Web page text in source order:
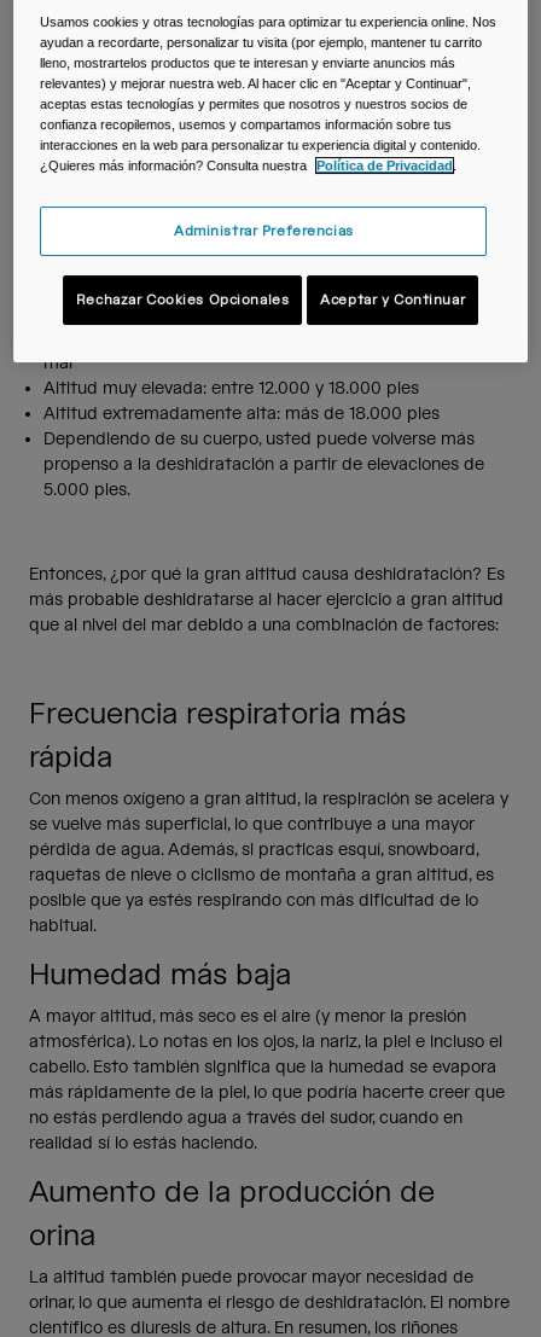
raya y que puedas rendir al máximo todo el día.
¿La gran altitud acelera la
deshidratación?
efectos de la gran altitud. Si te preguntas qué se considera
una altitud "alta", los parámetros varían según la fuente,
pero puedes usar los siguientes:
mar
Altitud muy elevada: entre 12.000 y 18.000 pies
Altitud extremadamente alta: más de 18.000 pies
Dependiendo de su cuerpo, usted puede volverse más
propenso a la deshidratación a partir de elevaciones de
5.000 pies.
Entonces, ¿por qué la gran altitud causa deshidratación? Es
más probable deshidratarse al hacer ejercicio a gran altitud
que al nivel del mar debido a una combinación de factores:
Frecuencia respiratoria más
rápida
Con menos oxígeno a gran altitud, la respiración se acelera y
se vuelve más superficial, lo que contribuye a una mayor
pérdida de agua. Además, si practicas esquí, snowboard,
raquetas de nieve o ciclismo de montaña a gran altitud, es
posible que ya estés respirando con más dificultad de lo
habitual.
Humedad más baja
A mayor altitud, más seco es el aire (y menor la presión
atmosférica). Lo notas en los ojos, la nariz, la piel e incluso el
cabello. Esto también significa que la humedad se evapora
más rápidamente de la piel, lo que podría hacerte creer que
no estás perdiendo agua a través del sudor, cuando en
realidad sí lo estás haciendo.
Aumento de la producción de
orina
La altitud también puede provocar mayor necesidad de
orinar, lo que aumenta el riesgo de deshidratación. El nombre
científico es diuresis de altura. En resumen, los riñones
Usamos cookies y otras tecnologías para optimizar tu experiencia online. Nos
ayudan a recordarte, personalizar tu visita (por ejemplo, mantener tu carrito
lleno, mostrartelos productos que te interesan y enviarte anuncios más
relevantes) y mejorar nuestra web. Al hacer clic en "Aceptar y Continuar",
aceptas estas tecnologías y permites que nosotros y nuestros socios de
confianza recopilemos, usemos y compartamos información sobre tus
interacciones en la web para personalizar tu experiencia digital y contenido.
¿Quieres más información? Consulta nuestra
Política de Privacidad
Administrar Preferencias
Rechazar Cookies Opcionales Aceptar y Continuar